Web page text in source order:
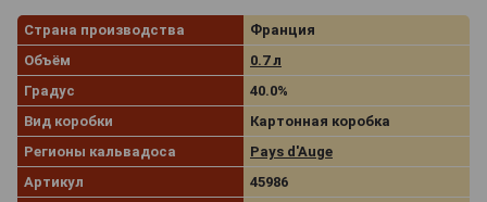
Страна производства
Франция
Объём
0.7 л
Градус
40.0%
Вид коробки
Картонная коробка
Регионы кальвадоса
Pays d'Auge
Артикул
45986